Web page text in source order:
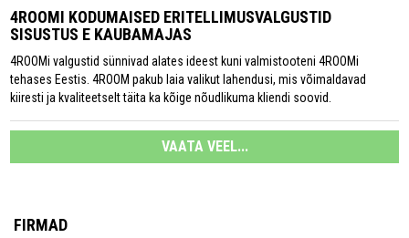
4ROOMI KODUMAISED ERITELLIMUSVALGUSTID
SISUSTUS E KAUBAMAJAS
4ROOMi valgustid sünnivad alates ideest kuni valmistooteni 4ROOMi
tehases Eestis. 4ROOM pakub laia valikut lahendusi, mis võimaldavad
kiiresti ja kvaliteetselt täita ka kõige nõudlikuma kliendi soovid.
VAATA VEEL...
FIRMAD